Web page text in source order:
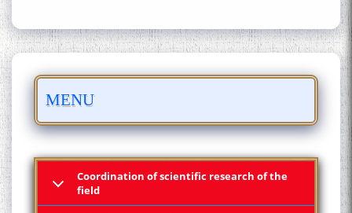
MENU
Coordination of scientific research of the
field
БО 4 000 000 СОМОНӢ
ПАЙКАРА ВА ОСОРХОНАИ
ШУД!